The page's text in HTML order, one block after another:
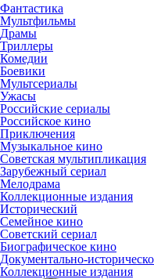
Фантастика
Мультфильмы
Драмы
Триллеры
Комедии
Боевики
Мультсериалы
Ужасы
Российские сериалы
Российское кино
Приключения
Музыкальное кино
Советская мультипликация
Зарубежный сериал
Мелодрама
Коллекционные издания
Исторический
Семейное кино
Советский сериал
Биографическое кино
Документально-
Коллекционные издания